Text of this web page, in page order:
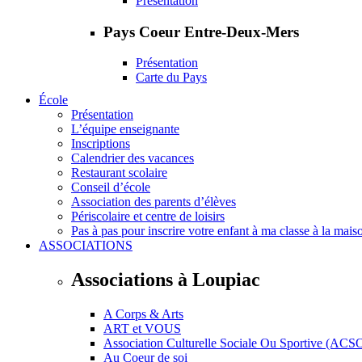
Pays Coeur Entre-Deux-Mers
Présentation
Carte du Pays
École
Présentation
L’équipe enseignante
Inscriptions
Calendrier des vacances
Restaurant scolaire
Conseil d’école
Association des parents d’élèves
Périscolaire et centre de loisirs
Pas à pas pour inscrire votre enfant à ma classe à la
ASSOCIATIONS
Associations à Loupiac
A Corps & Arts
ART et VOUS
Association Culturelle Sociale Ou Sportive
Au Coeur de soi